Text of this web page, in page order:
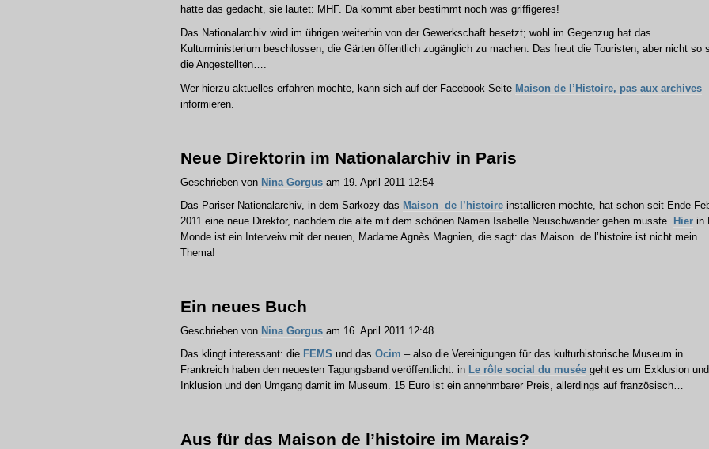
hätte das gedacht, sie lautet: MHF. Da kommt aber bestimmt noch was griffigeres!
Das Nationalarchiv wird im übrigen weiterhin von der Gewerkschaft besetzt; wohl im Gegenzug hat das
Kulturministerium beschlossen, die Gärten öffentlich zugänglich zu machen. Das freut die Touristen, aber nicht so
die Angestellten….
Wer hierzu aktuelles erfahren möchte, kann sich auf der Facebook-Seite Maison de l’Histoire, pas aux archives
informieren.
Neue Direktorin im Nationalarchiv in Paris
Geschrieben von Nina Gorgus am 19. April 2011 12:54
Das Pariser Nationalarchiv, in dem Sarkozy das Maison de l’histoire installieren möchte, hat schon seit Ende
2011 eine neue Direktor, nachdem die alte mit dem schönen Namen Isabelle Neuschwander gehen musste. Hier in
Monde ist ein Interveiw mit der neuen, Madame Agnès Magnien, die sagt: das Maison de l’histoire ist nicht mein
Thema!
Ein neues Buch
Geschrieben von Nina Gorgus am 16. April 2011 12:48
Das klingt interessant: die FEMS und das Ocim – also die Vereinigungen für das kulturhistorische Museum in
Frankreich haben den neuesten Tagungsband veröffentlicht: in Le rôle social du musée geht es um Exklusion und
Inklusion und den Umgang damit im Museum. 15 Euro ist ein annehmbarer Preis, allerdings auf französisch…
Aus für das Maison de l’histoire im Marais?